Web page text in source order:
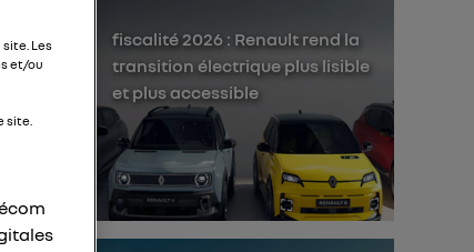
fiscalité 2026 : Renault rend la
transition électrique plus lisible
et plus accessible
Les
et/ou
site.